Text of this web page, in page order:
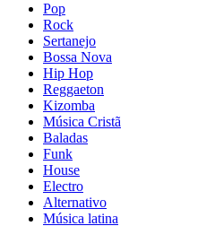
Pop
Rock
Sertanejo
Bossa Nova
Hip Hop
Reggaeton
Kizomba
Música Cristã
Baladas
Funk
House
Electro
Alternativo
Música latina